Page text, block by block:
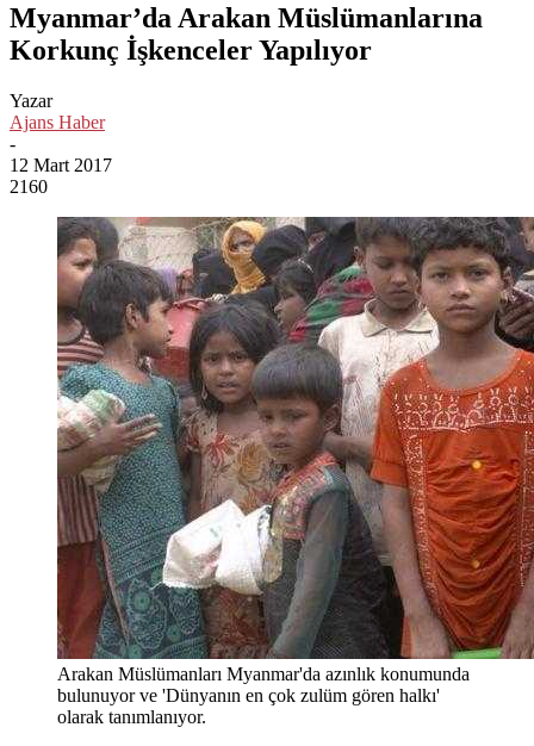
Myanmar’da Arakan Müslümanlarına
Korkunç İşkenceler Yapılıyor
Yazar
Ajans Haber
-
12 Mart 2017
2160
Arakan Müslümanları Myanmar'da azınlık konumunda
bulunuyor ve 'Dünyanın en çok zulüm gören halkı'
olarak tanımlanıyor.